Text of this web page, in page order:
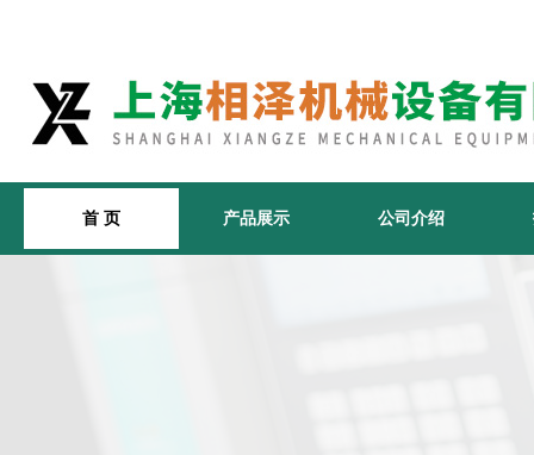
首 页 产品展示 公司介绍